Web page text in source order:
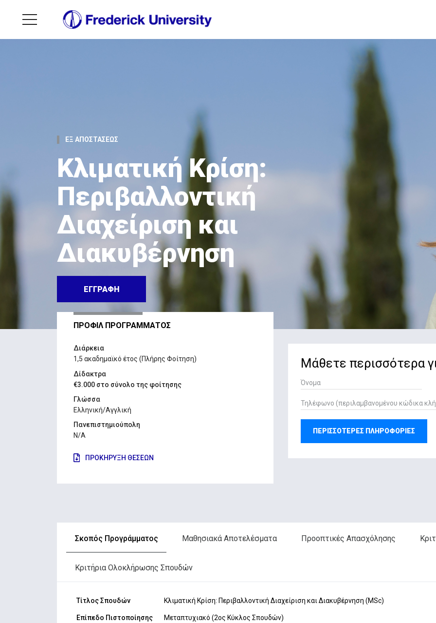
ΕΞ ΑΠΟΣΤΑΣΕΩΣ
Κλιματική Κρίση:
Περιβαλλοντική
Διαχείριση και
Διακυβέρνηση
ΕΓΓΡΑΦΗ
ΠΡΟΦΙΛ ΠΡΟΓΡΑΜΜΑΤΟΣ
Διάρκεια
1,5 ακαδημαϊκό έτος (Πλήρης Φοίτηση)
Δίδακτρα
€3.000 στο σύνολο της φοίτησης
Γλώσσα
Ελληνική/Αγγλική
Πανεπιστημιούπολη
N/A
ΠΡΟΚΗΡΥΞΗ ΘΕΣΕΩΝ
Μάθετε περισσότερα
ΠΕΡΙΣΣΟΤΕΡΕΣ ΠΛΗΡΟΦΟΡΙΕΣ
Σκοπός Προγράμματος Μαθησιακά Αποτελέσματα Προοπτικές Απασχόλησης
Κριτήρια Ολοκλήρωσης Σπουδών
Τίτλος Σπουδών Κλιματική Κρίση: Περιβαλλοντική Διαχείριση και Διακυβέρνηση (MSc)
Επίπεδο Πιστοποίησης Mεταπτυχιακό (2ος Κύκλος Σπουδών)